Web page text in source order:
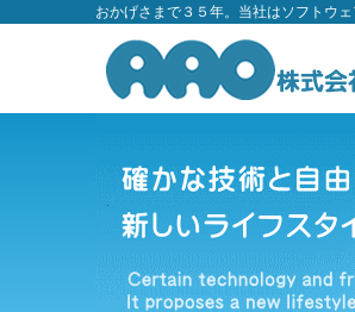
おかげさまで３５年。当社はソフトウ